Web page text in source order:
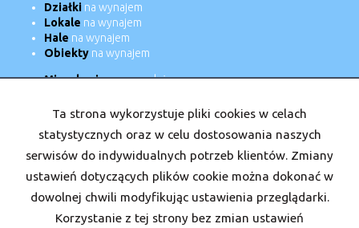
Działki na wynajem
Lokale na wynajem
Hale na wynajem
Obiekty na wynajem
Mieszkaniana sprzedaż
Działkina sprzedaż
Halena sprzedaż
Obiektyna sprzedaż
Strona główna Nasi doradcy Kariera Kontakt Kup
Ta strona wykorzystuje pliki cookies w celach
statystycznych oraz w celu dostosowania naszych
serwisów do indywidualnych potrzeb klientów. Zmiany
ustawień dotyczących plików cookie można dokonać w
dowolnej chwili modyfikując ustawienia przeglądarki.
Korzystanie z tej strony bez zmian ustawień